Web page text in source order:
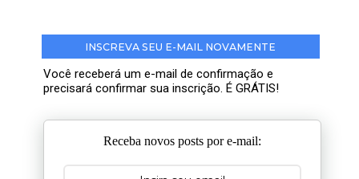
INSCREVA SEU E-MAIL NOVAMENTE
Você receberá um e-mail de confirmação e
precisará confirmar sua inscrição. É GRÁTIS!
Receba novos posts por e-mail: